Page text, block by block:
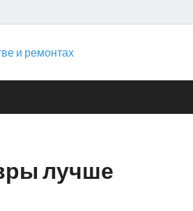
Всё о
лучше